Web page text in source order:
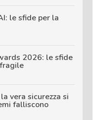
le sfide per la
2026: le sfide
vera sicurezza si
falliscono